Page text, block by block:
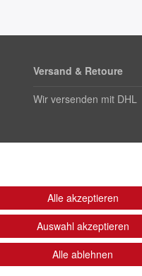
Versand & Retoure
Wir versenden mit DHL
Alle akzeptieren
Auswahl akzeptieren
Alle ablehnen